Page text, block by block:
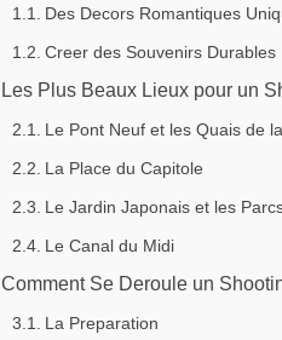
Des Decors Romantiques
Creer des Souvenirs Durables
Les Plus Beaux Lieux pour un
Le Pont Neuf et les Quais de
La Place du Capitole
Le Jardin Japonais et les
Le Canal du Midi
Comment Se Deroule un
La Preparation